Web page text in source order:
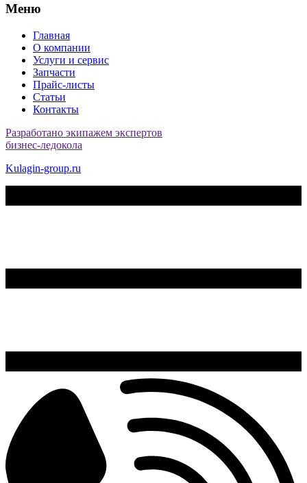
Меню
Главная
О компании
Услуги и сервис
Запчасти
Прайс-листы
Статьи
Контакты
Разработано экипажем экспертов
бизнес-ледокола
Kulagin-group.ru